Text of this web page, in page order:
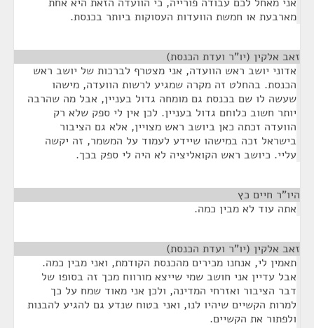
אני מאחל לכם עבודה פורייה, כי הוועדה הזאת היא אחת
מארבעת או חמשת הוועדות העסוקות ביותר בכנסת.
זאב אלקין (יו"ר ועדת הכנסת)
אדוני יושב ראש הוועדה, אני מצטרף לברכות של יושב ראש
הכנסת. בהחלט זה מקרה שמגיע לרשות הוועדה, מישהו
שעשה לו שם בכנסת גם מומחה גדול בעניין, אבל מה שהרבה
יותר חשוב כלוחם גדול בעניין. לכן אין לי ספק שלא רק
הוועדה זכתה כאן ביושב ראש מצויין, אלא גם הציבור
בישראל זכה במישהו שיידע לעמוד על המשמר, זה יקשה
עליי. כיושב ראש הקואליציה לא היה לי ספק בכך.
היו"ר חיים כץ
אתה עוד לא מבין כמה.
זאב אלקין (יו"ר ועדת הכנסת)
תאמין לי, אנחנו מכירים מהכנסת הקודמת, ואני מבין כמה.
אבל עדיין אני חושב שמי שייצא מורווח מכך זה בסופו של
דבר הציבור ואזרחי המדינה, ולכן אני מאוד שמח על כך
למרות הקשיים שיהיו לנו, ואני בטוח שנדע גם להגיע להבנות
ולפתור את הקשיים.